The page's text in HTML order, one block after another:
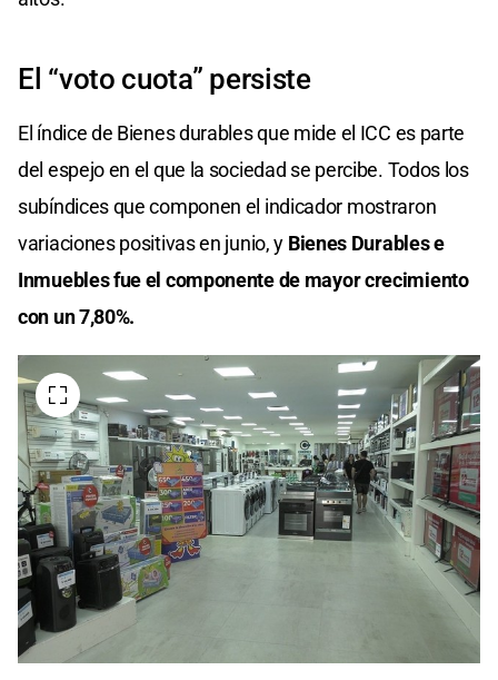
El “voto cuota” persiste
El índice de Bienes durables que mide el ICC es parte
del espejo en el que la sociedad se percibe. Todos los
subíndices que componen el indicador mostraron
variaciones positivas en junio, y Bienes Durables e
Inmuebles fue el componente de mayor crecimiento
con un 7,80%.